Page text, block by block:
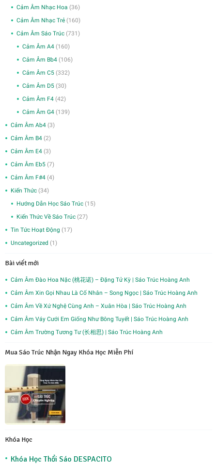
Cảm Âm Nhạc Hoa (36)
Cảm Âm Nhạc Trẻ (160)
Cảm Âm Sáo Trúc (731)
Cảm Âm A4 (160)
Cảm Âm Bb4 (106)
Cảm Âm C5 (332)
Cảm Âm D5 (30)
Cảm Âm F4 (42)
Cảm Âm G4 (139)
Cảm Âm Ab4 (3)
Cảm Âm B4 (2)
Cảm Âm E4 (3)
Cảm Âm Eb5 (7)
Cảm Âm F#4 (4)
Kiến Thức (34)
Hướng Dẫn Học Sáo Trúc (15)
Kiến Thức Về Sáo Trúc (27)
Tin Tức Hoạt Động (17)
Uncategorized (1)
Bài viết mới
Cảm Âm Đào Hoa Nặc (桃花诺) – Đặng Tử Kỳ | Sáo Trúc Hoàng Anh
Cảm Âm Xin Gọi Nhau Là Cố Nhân – Song Ngọc | Sáo Trúc Hoàng Anh
Cảm Âm Về Xứ Nghệ Cùng Anh – Xuân Hòa | Sáo Trúc Hoàng Anh
Cảm Âm Váy Cưới Em Giống Như Bông Tuyết | Sáo Trúc Hoàng Anh
Cảm Âm Trường Tương Tư (长相思) | Sáo Trúc Hoàng Anh
Mua Sáo Trúc Nhận Ngay Khóa Học Miễn Phí
Khóa Học
Khóa Học Thổi Sáo DESPACITO